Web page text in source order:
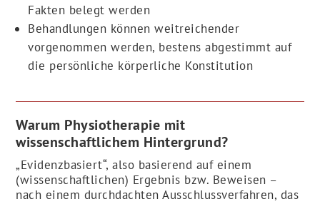
Fakten belegt werden
Behandlungen können weitreichender
vorgenommen werden, bestens abgestimmt auf
die persönliche körperliche Konstitution
Warum Physiotherapie mit
wissenschaftlichem Hintergrund?
„Evidenzbasiert“, also basierend auf einem
(wissenschaftlichen) Ergebnis bzw. Beweisen –
nach einem durchdachten Ausschlussverfahren, das